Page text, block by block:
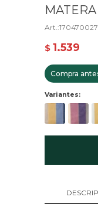
$ 1.539
Compra
Variantes: